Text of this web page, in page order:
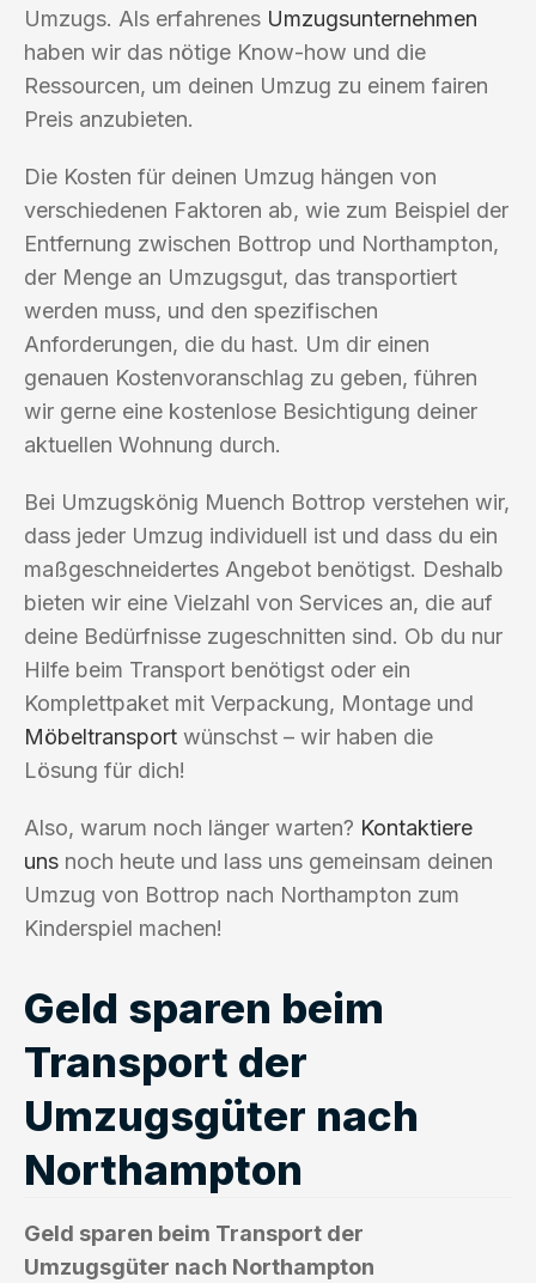
Umzugs. Als erfahrenes Umzugsunternehmen
haben wir das nötige Know-how und die
Ressourcen, um deinen Umzug zu einem fairen
Preis anzubieten.
Die Kosten für deinen Umzug hängen von
verschiedenen Faktoren ab, wie zum Beispiel der
Entfernung zwischen Bottrop und Northampton,
der Menge an Umzugsgut, das transportiert
werden muss, und den spezifischen
Anforderungen, die du hast. Um dir einen
genauen Kostenvoranschlag zu geben, führen
wir gerne eine kostenlose Besichtigung deiner
aktuellen Wohnung durch.
Bei Umzugskönig Muench Bottrop verstehen wir,
dass jeder Umzug individuell ist und dass du ein
maßgeschneidertes Angebot benötigst. Deshalb
bieten wir eine Vielzahl von Services an, die auf
deine Bedürfnisse zugeschnitten sind. Ob du nur
Hilfe beim Transport benötigst oder ein
Komplettpaket mit Verpackung, Montage und
Möbeltransport wünschst – wir haben die
Lösung für dich!
Also, warum noch länger warten? Kontaktiere
uns noch heute und lass uns gemeinsam deinen
Umzug von Bottrop nach Northampton zum
Kinderspiel machen!
Geld sparen beim
Transport der
Umzugsgüter nach
Northampton
Geld sparen beim Transport der
Umzugsgüter nach Northampton